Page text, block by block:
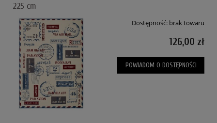
225 cm
Dostępność: brak towaru
126,00 zł
POWIADOM O DOSTĘPNOŚCI